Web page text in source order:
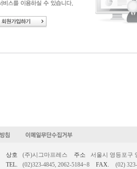
상호 (주)시그마프레스 주소
서울시 영등포구
TEL.
(02)323-4845, 2062-5184~8 FAX. (02)